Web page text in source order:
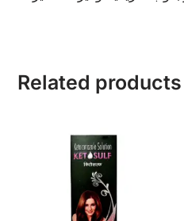
Related products